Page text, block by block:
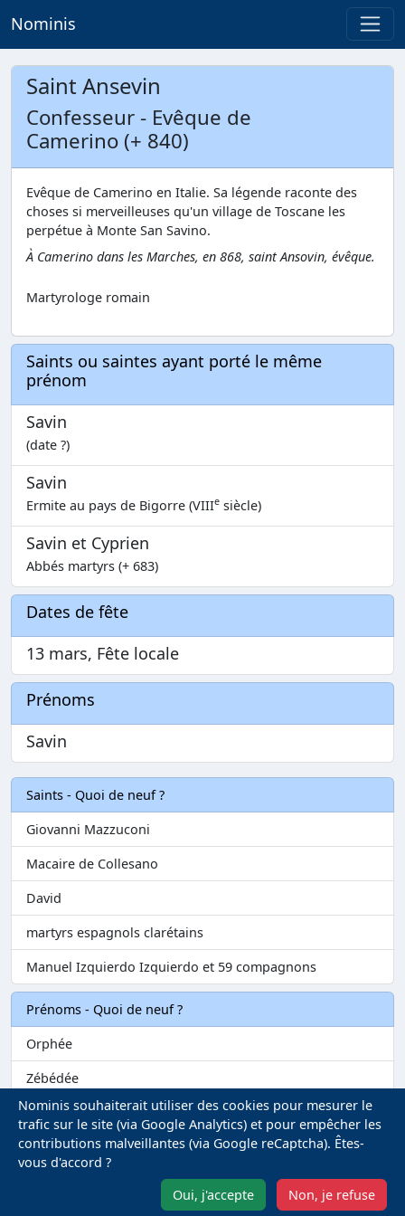
Nominis
Saint Ansevin
Confesseur - Evêque de
Camerino (+ 840)
Evêque de Camerino en Italie. Sa légende raconte des
choses si merveilleuses qu'un village de Toscane les
perpétue à Monte San Savino.
À Camerino dans les Marches, en 868, saint Ansovin, évêque.
Martyrologe romain
Saints ou saintes ayant porté le même
prénom
Savin
(date ?)
Savin
Ermite au pays de Bigorre (VIIIe siècle)
Savin et Cyprien
Abbés martyrs (+ 683)
Dates de fête
13 mars, Fête locale
Prénoms
Savin
Saints - Quoi de neuf ?
Giovanni Mazzuconi
Macaire de Collesano
David
martyrs espagnols clarétains
Manuel Izquierdo Izquierdo et 59 compagnons
Prénoms - Quoi de neuf ?
Orphée
Zébédée
Melvil
Matilin
Mentions légales-Gestion des Cookies
Nominis souhaiterait utiliser des cookies pour mesurer le
trafic sur le site (via Google Analytics) et pour empêcher les
contributions malveillantes (via Google reCaptcha). Êtes-
vous d'accord ?
Oui, j'accepte
Non, je refuse